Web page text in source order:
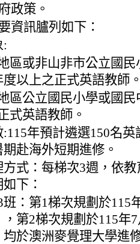
政策。
資訊臚列如下：
:
區或非山非市公立國
度以上之正式英語教師
區公立國民小學或國
式英語教師。
:115年預計遴選150名
赴海外短期進修。
方式：每梯次3週，依
下：
班：第1梯次規劃於115
，第2梯次規劃於115年
均於澳洲麥覺理大學進